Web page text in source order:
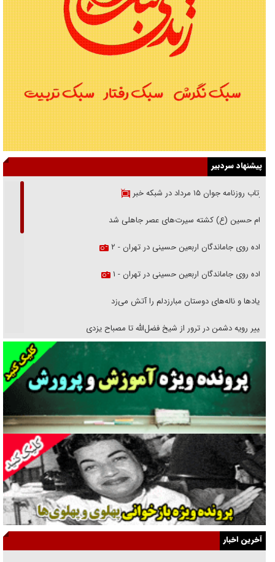
پیشنهاد سردبیر
بازتاب روزنامه جوان ۱۵ مرداد در شبکه خبر
امام حسین (ع) کشته سیرت‌های عصر جاهلی شد
پیاده روی جاماندگان اربعین حسینی در تهران - ۲
پیاده روی جاماندگان اربعین حسینی در تهران - ۱
فریاد‌ها و ناله‌های دوستان مبارزدلم را آتش می‌زد
تغییر رویه دشمن در ترور از شیخ فضل‌الله تا مصباح یزدی
خرید قسطی اولش خنده و آخرش گریه است!
فوتبال و آن «بالا»!
راهبرد غافلگیری با نسل جدید پهپاد‌ها
جنجال پزشکان تقلبی در صنعت زیبایی
یهودی‌ها در ادبیات داستانی اروپا؛ از شکسپیر تا دیکنز
گفت‌وگو با خواهر یکی از شهدای جنگ رمضان/ خواهرم فرمانده جهادی و
اهل خدمت بی‌منت بود
جزئیات شکنجه‌هایم فراتر از آن است که در بیان بگنجد!
آخرین اخبار